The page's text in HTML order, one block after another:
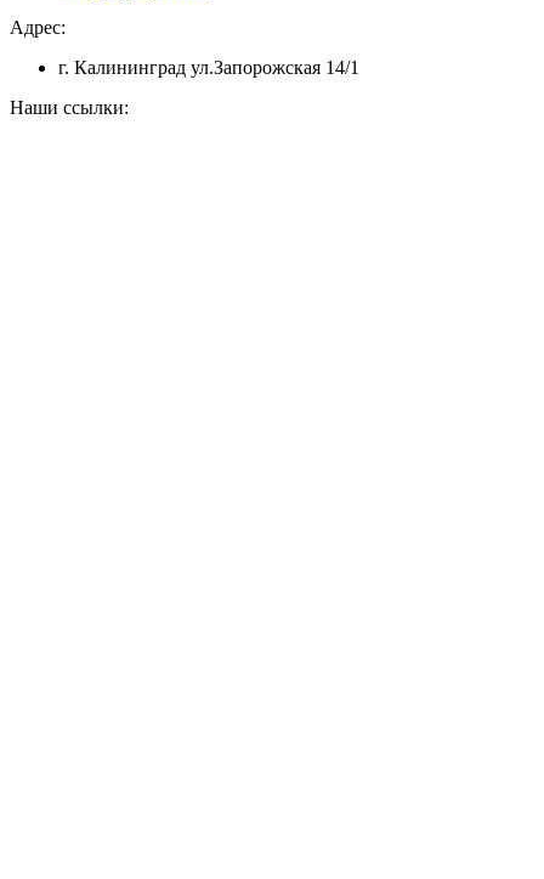
Адрес:
г. Калининград ул.Запорожская 14/1
Наши ссылки: